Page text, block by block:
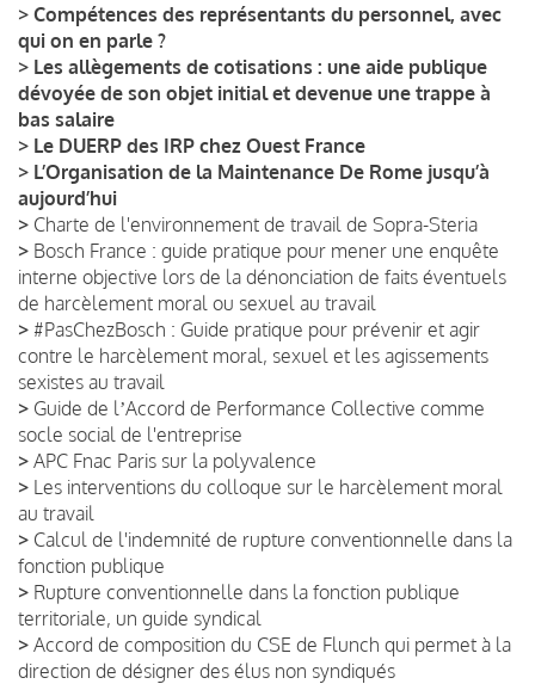
> Compétences des représentants du personnel, avec
qui on en parle ?
> Les allègements de cotisations : une aide publique
dévoyée de son objet initial et devenue une trappe à
bas salaire
> Le DUERP des IRP chez Ouest France
> L’Organisation de la Maintenance De Rome jusqu’à
aujourd’hui
> Charte de l'environnement de travail de Sopra-Steria
> Bosch France : guide pratique pour mener une enquête
interne objective lors de la dénonciation de faits éventuels
de harcèlement moral ou sexuel au travail
> #PasChezBosch : Guide pratique pour prévenir et agir
contre le harcèlement moral, sexuel et les agissements
sexistes au travail
> Guide de lʼAccord de Performance Collective comme
socle social de l'entreprise
> APC Fnac Paris sur la polyvalence
> Les interventions du colloque sur le harcèlement moral
au travail
> Calcul de l'indemnité de rupture conventionnelle dans la
fonction publique
> Rupture conventionnelle dans la fonction publique
territoriale, un guide syndical
> Accord de composition du CSE de Flunch qui permet à la
direction de désigner des élus non syndiqués